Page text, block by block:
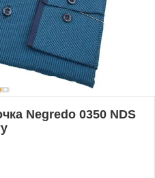
Negredo 0350 NDS